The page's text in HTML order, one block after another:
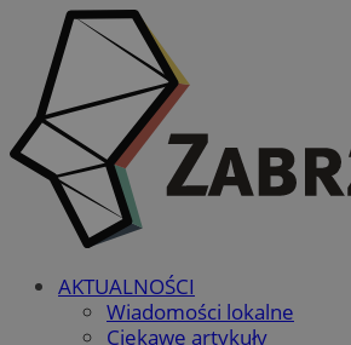
AKTUALNOŚCI
Wiadomości lokalne
Ciekawe artykuły